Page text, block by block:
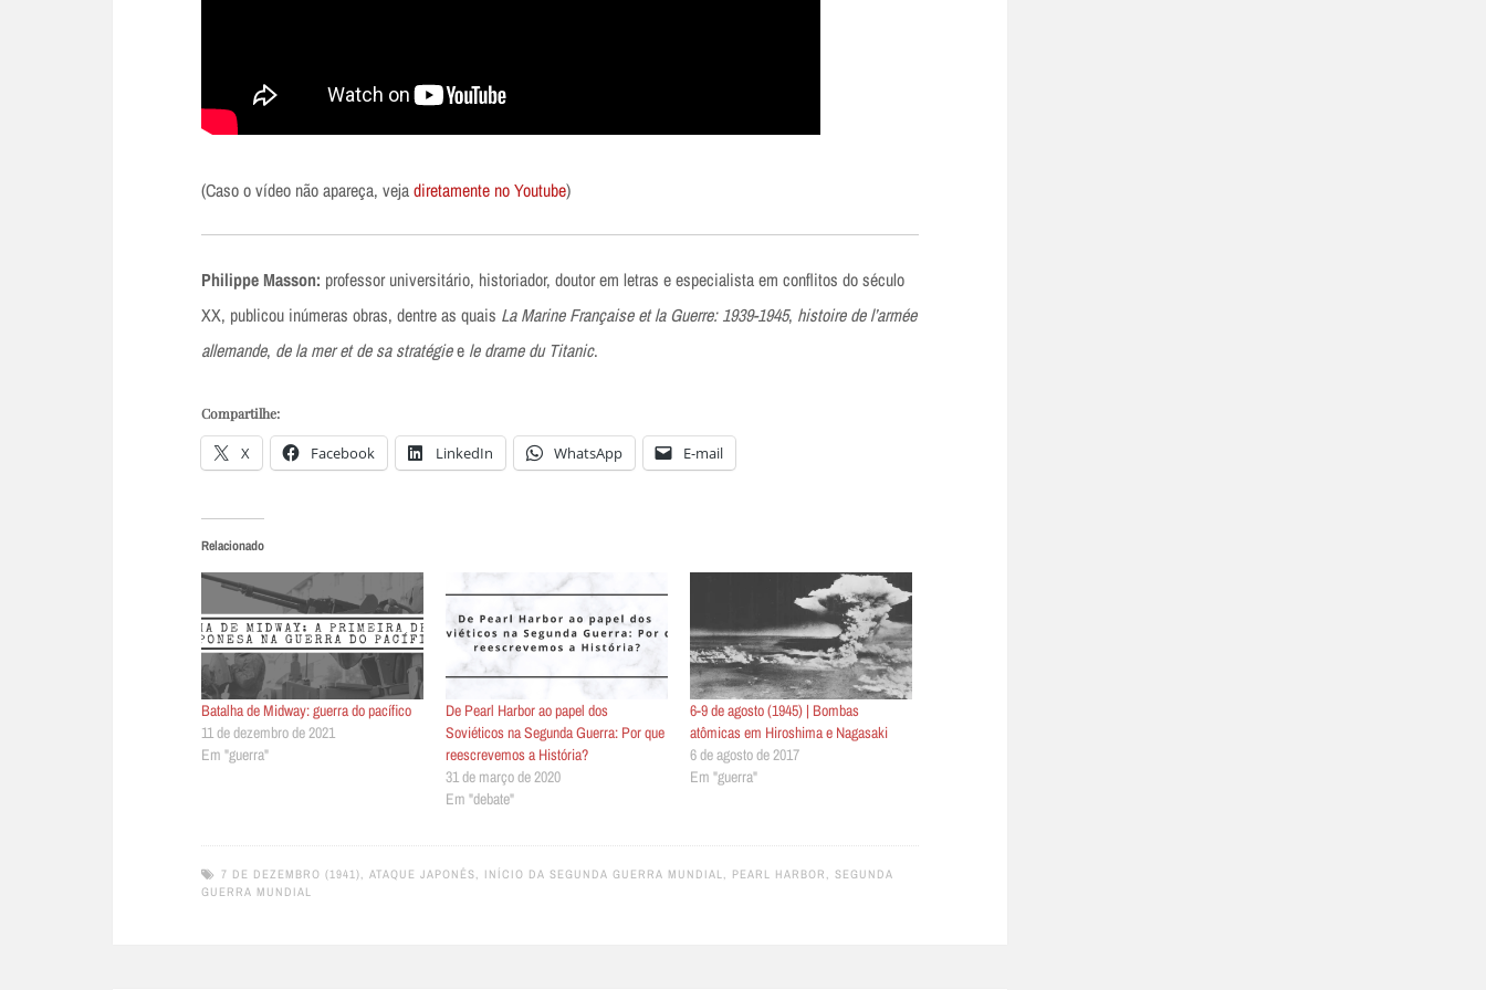
(Caso o vídeo não apareça, vejadiretamente no Youtube)
Philippe Masson: professor universitário, historiador, doutor em letras e especialista em conflitos do século
XX, publicou inúmeras obras, dentre as quais La Marine Française et la Guerre: 1939-1945, histoire de l’armée
allemande, de la mer et de sa stratégiee le drame du Titanic.
Compartilhe:
X Facebook LinkedIn WhatsApp E-mail
Relacionado
Batalha de Midway: guerra do pacífico
11 de dezembro de 2021
Em "guerra"
De Pearl Harbor ao papel dos
Soviéticos na Segunda Guerra: Por que
reescrevemos a História?
31 de março de 2020
Em "debate"
6-9 de agosto (1945) | Bombas
atômicas em Hiroshima e Nagasaki
6 de agosto de 2017
Em "guerra"
7 DE DEZEMBRO (1941) ATAQUE JAPONÊS INÍCIO DA SEGUNDA GUERRA MUNDIAL PEARL HARBOR
SEGUNDA
GUERRA MUNDIAL